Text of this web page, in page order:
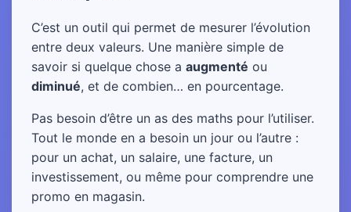
C’est un outil qui permet de mesurer l’évolution
entre deux valeurs. Une manière simple de
savoir si quelque chose a augmenté ou
diminué, et de combien… en pourcentage.
Pas besoin d’être un as des maths pour l’utiliser.
Tout le monde en a besoin un jour ou l’autre :
pour un achat, un salaire, une facture, un
investissement, ou même pour comprendre une
promo en magasin.